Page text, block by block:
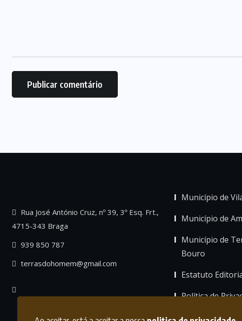
Rua José António Cruz, nº 39, 3º Esq. Frt.,
4715-343 Braga
939 850 787
terrasdohomem@gmail.com
Município de
Município de
Município de
Bouro
Estatuto
Política de